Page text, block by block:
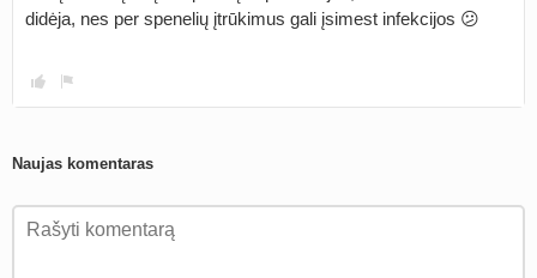
didėja, nes per spenelių įtrūkimus gali įsimest infekcijos 😕
Naujas komentaras